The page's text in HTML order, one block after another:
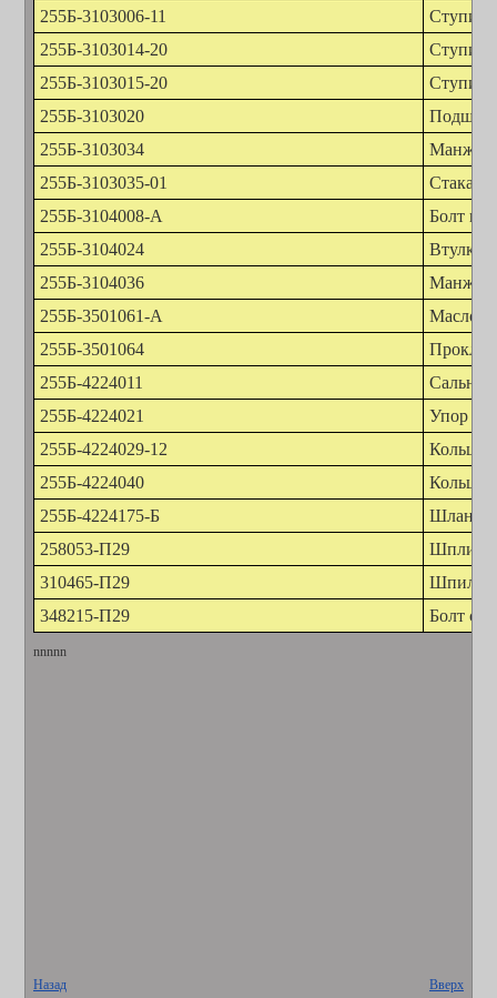
255Б-3103006-11
Ступица
255Б-3103014-20
Ступица
255Б-3103015-20
Ступица
255Б-3103020
255Б-3103034
Манжета
255Б-3103035-01
Стакан
255Б-3104008-А
Болт
255Б-3104024
Втулка
255Б-3104036
Манжета
255Б-3501061-А
255Б-3501064
255Б-4224011
255Б-4224021
Упор
255Б-4224029-12
Кольцо
255Б-4224040
Кольцо
255Б-4224175-Б
Шланг
258053-П29
Шплинт
310465-П29
348215-П29
Болт
nnnnn
Назад Вверх